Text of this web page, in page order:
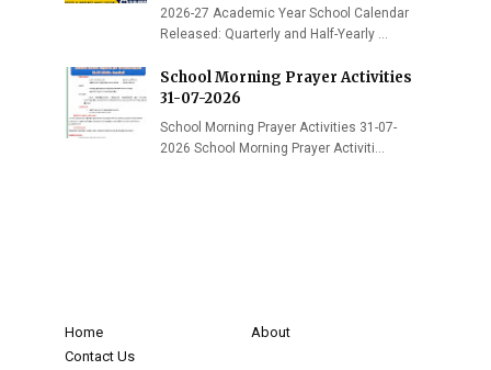
2026-27 Academic Year School Calendar
Released: Quarterly and Half-Yearly …
School Morning Prayer Activities
31-07-2026
School Morning Prayer Activities 31-07-
2026 School Morning Prayer Activiti…
Home
About
Contact Us